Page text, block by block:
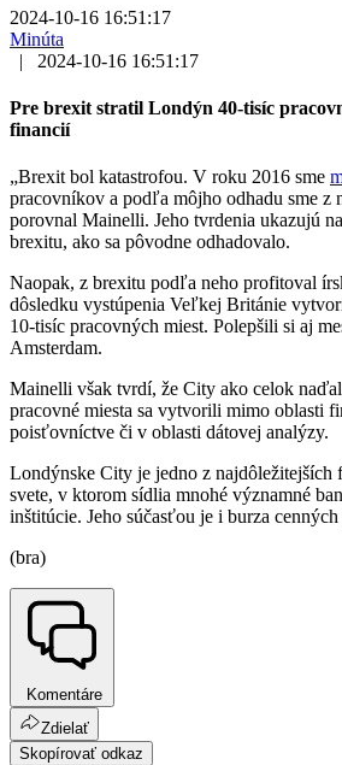
2024-10-16 16:51:17
Minúta
|
2024-10-16 16:51:17
Pre brexit stratil Londýn 40-tisíc
financií
„Brexit bol katastrofou. V roku 2016 sme
pracovníkov a podľa môjho odhadu sme z
porovnal Mainelli. Jeho tvrdenia ukazujú
brexitu, ako sa pôvodne odhadovalo.
Naopak, z brexitu podľa neho profitoval
dôsledku vystúpenia Veľkej Británie
10-tisíc pracovných miest. Polepšili si aj
Amsterdam.
Mainelli však tvrdí, že City ako celok
pracovné miesta sa vytvorili mimo oblasti
poisťovníctve či v oblasti dátovej analýzy.
Londýnske City je jedno z najdôležitejších
svete, v ktorom sídlia mnohé významné
inštitúcie. Jeho súčasťou je i burza cenných
(bra)
Komentáre
Zdielať
Skopírovať odkaz